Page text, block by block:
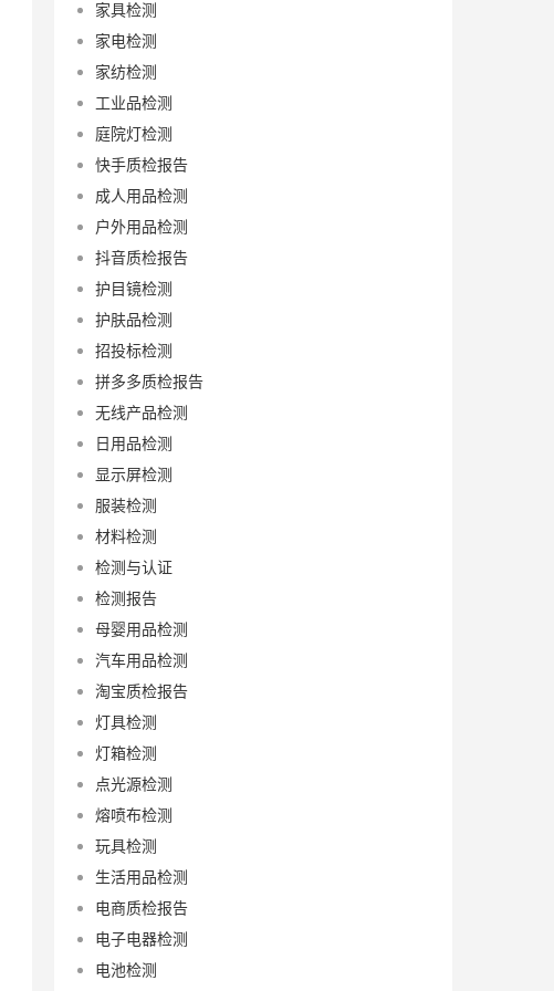
家具检测
家电检测
家纺检测
工业品检测
庭院灯检测
快手质检报告
成人用品检测
户外用品检测
抖音质检报告
护目镜检测
护肤品检测
招投标检测
拼多多质检报告
无线产品检测
日用品检测
显示屏检测
服装检测
材料检测
检测与认证
检测报告
母婴用品检测
汽车用品检测
淘宝质检报告
灯具检测
灯箱检测
点光源检测
熔喷布检测
玩具检测
生活用品检测
电商质检报告
电子电器检测
电池检测